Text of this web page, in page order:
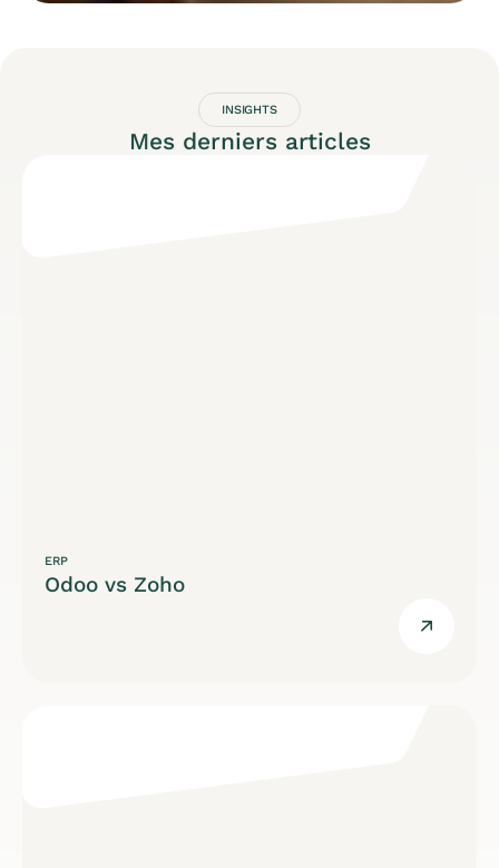
INSIGHTS
Mes derniers articles
ERP
Odoo vs Zoho